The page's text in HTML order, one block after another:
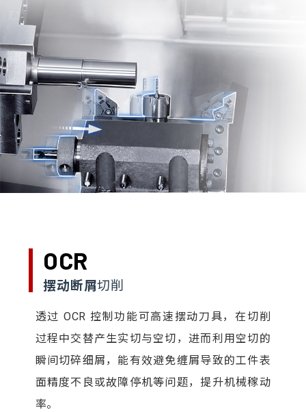
OCR
摆动断屑切削
透过 OCR 控制功能可高速摆动刀具，在切削
过程中交替产生实切与空切，进而利用空切的
瞬间切碎细屑，能有效避免缠屑导致的工件表
面精度不良或故障停机等问题，提升机械稼动
率。